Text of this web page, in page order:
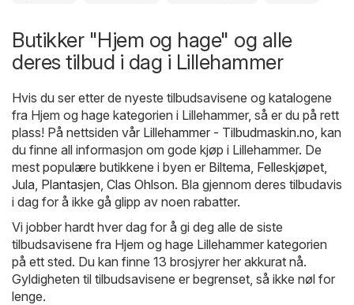
Butikker "Hjem og hage" og alle
deres tilbud i dag i Lillehammer
Hvis du ser etter de nyeste tilbudsavisene og katalogene
fra Hjem og hage kategorien i Lillehammer, så er du på rett
plass! På nettsiden vår Lillehammer - Tilbudmaskin.no , kan
du finne all informasjon om gode kjøp i Lillehammer. De
mest populære butikkene i byen er Biltema Felleskjøpet
Jula Plantasjen Clas Ohlson. Bla gjennom deres tilbudavis
i dag for å ikke gå glipp av noen rabatter.
Vi jobber hardt hver dag for å gi deg alle de siste
tilbudsavisene fra Hjem og hage Lillehammer kategorien
på ett sted. Du kan finne 13 brosjyrer her akkurat nå.
Gyldigheten til tilbudsavisene er begrenset, så ikke nøl for
lenge.